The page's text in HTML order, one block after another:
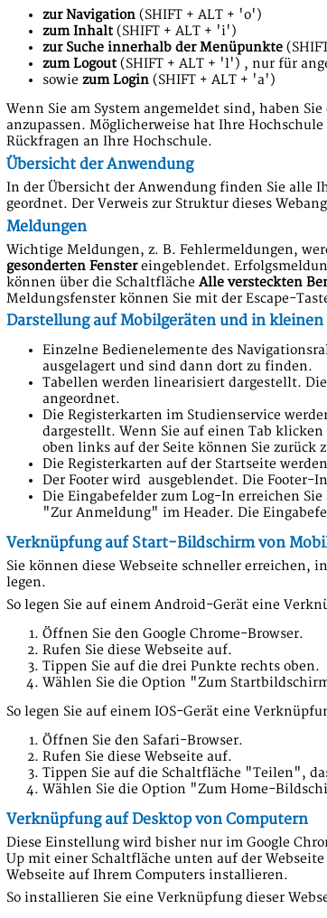
zur Navigation (SHIFT + ALT + 'o')
zum Inhalt (SHIFT + ALT + 'i')
zur Suche innerhalb der Menüpunkte
zum Logout (SHIFT + ALT + 'l') , nur für
sowie zum Login (SHIFT + ALT + 'a')
Wenn Sie am System angemeldet sind, haben
anzupassen. Möglicherweise hat Ihre
Rückfragen an Ihre Hochschule.
Übersicht der Anwendung
In der Übersicht der Anwendung finden Sie alle
geordnet. Der Verweis zur Struktur dieses
Meldungen
Wichtige Meldungen, z. B. Fehlermeldungen,
gesonderten Fenstereingeblendet.
können über die Schaltfläche Alle versteckten
Meldungsfenster können Sie mit der Escape-
Darstellung auf Mobilgeräten und in
Einzelne Bedienelemente des
ausgelagert und sind dann dort zu finden.
Tabellen werden linearisiert dargestellt.
angeordnet.
Die Registerkarten im Studienservice
dargestellt. Wenn Sie auf einen Tab
oben links auf der Seite können Sie zurück
Die Registerkarten auf der Startseite
Der Footer wird ausgeblendet. Die Footer-
Die Eingabefelder zum Log-In erreichen
"Zur Anmeldung" im Header. Die
Verknüpfung auf Start-Bildschirm von
Sie können diese Webseite schneller erreichen,
legen.
So legen Sie auf einem Android-Gerät eine
Öffnen Sie den Google Chrome-Browser.
Rufen Sie diese Webseite auf.
Tippen Sie auf die drei Punkte rechts oben.
Wählen Sie die Option "Zum
So legen Sie auf einem IOS-Gerät eine
Öffnen Sie den Safari-Browser.
Rufen Sie diese Webseite auf.
Tippen Sie auf die Schaltfläche "Teilen",
Wählen Sie die Option "Zum Home-
Verknüpfung auf Desktop von Computern
Diese Einstellung wird bisher nur im Google
Up mit einer Schaltfläche unten auf der
Webseite auf Ihrem Computers installieren.
So installieren Sie eine Verknüpfung dieser